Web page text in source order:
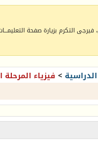
التكرم بزيارة صفحة
> فيزياء المرحلة